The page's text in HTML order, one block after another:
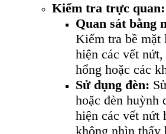
Kiểm tra trực quan:
Quan sát bằng
Kiểm tra bề mặt
hiện các vết
hổng hoặc các
Sử dụng đèn:
hoặc đèn huỳnh
hiện các vết nứt
không nhìn thấy